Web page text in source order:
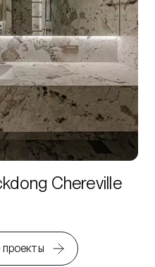
Chereville
проекты